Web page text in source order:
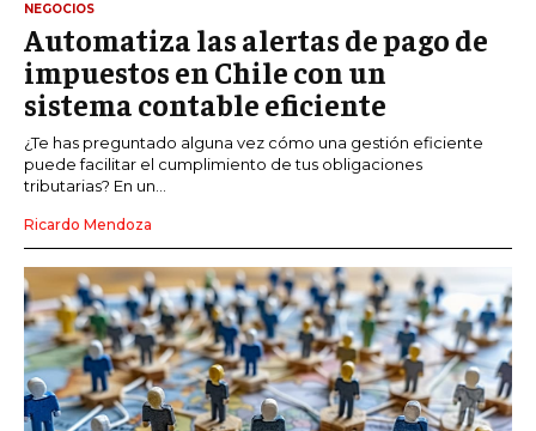
NEGOCIOS
Automatiza las alertas de pago de
impuestos en Chile con un
sistema contable eficiente
¿Te has preguntado alguna vez cómo una gestión eficiente
puede facilitar el cumplimiento de tus obligaciones
tributarias? En un...
Ricardo Mendoza